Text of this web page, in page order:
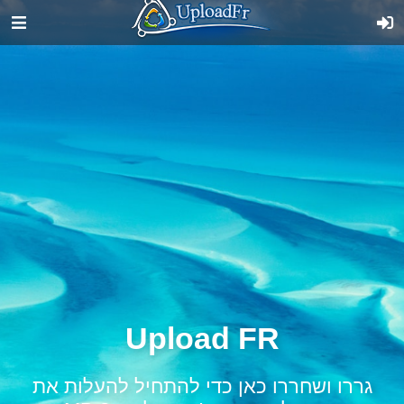
Upload FR
גררו ושחררו כאן כדי להתחיל להעלות את